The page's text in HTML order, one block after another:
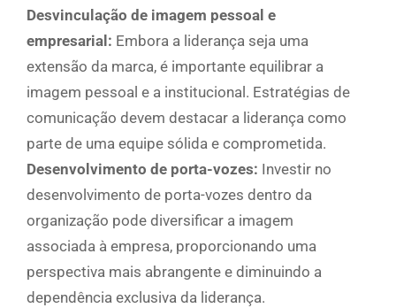
Desvinculação de imagem pessoal e
empresarial: Embora a liderança seja uma
extensão da marca, é importante equilibrar a
imagem pessoal e a institucional. Estratégias de
comunicação devem destacar a liderança como
parte de uma equipe sólida e comprometida.
Desenvolvimento de porta-vozes: Investir no
desenvolvimento de porta-vozes dentro da
organização pode diversificar a imagem
associada à empresa, proporcionando uma
perspectiva mais abrangente e diminuindo a
dependência exclusiva da liderança.